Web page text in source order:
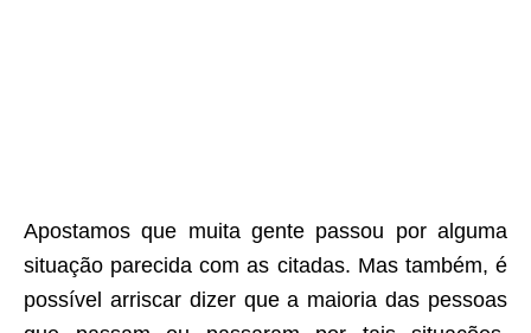
Apostamos que muita gente passou por alguma
situação parecida com as citadas. Mas também, é
possível arriscar dizer que a maioria das pessoas